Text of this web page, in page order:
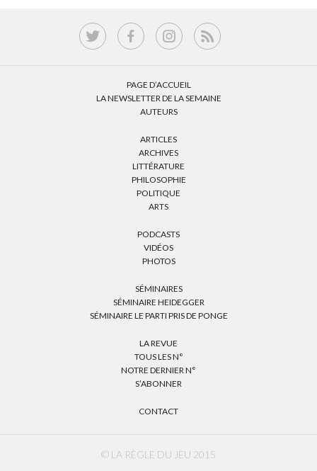
PAGE D’ACCUEIL
LA NEWSLETTER DE LA SEMAINE
AUTEURS
ARTICLES
ARCHIVES
LITTÉRATURE
PHILOSOPHIE
POLITIQUE
ARTS
PODCASTS
VIDÉOS
PHOTOS
SÉMINAIRES
SÉMINAIRE HEIDEGGER
SÉMINAIRE LE PARTI PRIS DE PONGE
LA REVUE
TOUS LES N°
NOTRE DERNIER N°
S’ABONNER
CONTACT
© LA RÈGLE DU JEU 2015